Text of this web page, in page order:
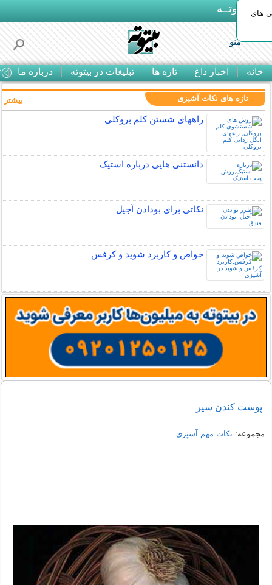
بـیتوتــه
منو
خانه اخبار داغ تازه ها تبلیغات در بیتوته درباره ما
های
تازه های نکات آشپزی
راههای شستن کلم بروکلی
دانستنی هایی درباره استیک
نکاتی برای بودادن آجیل
خواص و کاربرد شوید و کرفس
بیشتر
پوست کندن سیر
مجموعه: نکات مهم آشپزی